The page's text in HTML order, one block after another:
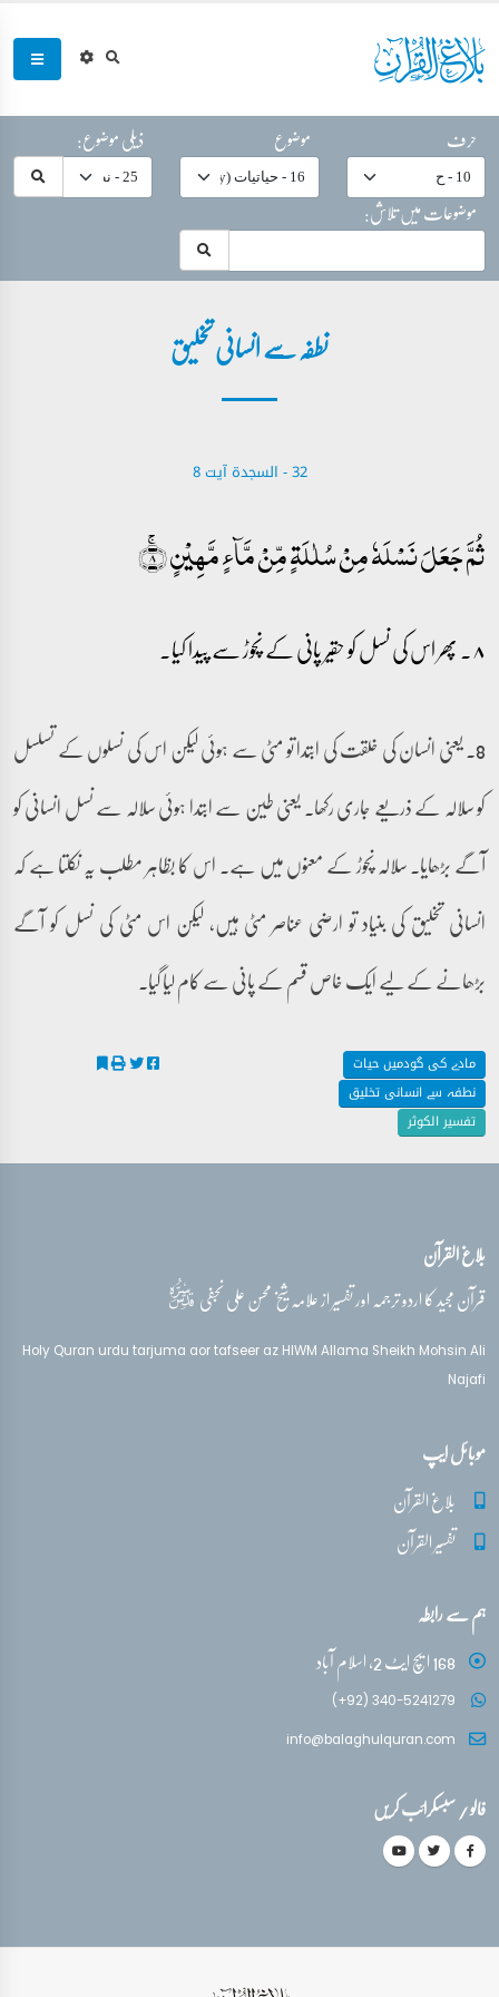
حرف موضوع
ذیلی موضوع:
موضوعات میں تلاش:
نطفہ سے انسانی تخلیق
32 - ‎السجدة‎ آیت 8
ثُمَّ جَعَلَ نَسۡلَہٗ مِنۡ سُلٰلَۃٍ مِّنۡ مَّآءٍ مَّہِیۡنٍ ۚ﴿۸﴾
۸۔ پھر اس کی نسل کو حقیر پانی کے نچوڑ سے پیدا کیا۔
8۔ یعنی انسان کی خلقت کی ابتدا تو مٹی سے ہوئی لیکن اس کی نسلوں کے تسلسل
کو سلالہ کے ذریعے جاری رکھا۔ یعنی طین سے ابتدا ہوئی سلالہ سے نسل انسانی کو
آگے بڑھایا۔ سلالہ نچوڑ کے معنوں میں ہے۔ اس کا بظاہر مطلب یہ نکلتا ہے کہ
انسانی تخلیق کی بنیاد تو ارضی عناصر مٹی ہیں، لیکن اس مٹی کی نسل کو آگے
بڑھانے کے لیے ایک خاص قسم کے پانی سے کام لیا گیا۔
مادے کی گودمیں حیات
نطفہ سے انسانی تخلیق
تفسیر الکوثر
بلاغ القرآن
قرآن مجید کا اردو ترجمہ اور تفسیر از علامہ شیخ محسن علی نجفیقدس‌سره
Holy Quran urdu tarjuma aor tafseer az HIWM Allama Sheikh Mohsin Ali
Najafi
موبائل ایپ
بلاغ القرآن
تفسیر القرآن
ہم سے رابطہ
168 ایچ ایٹ 2، اسلام آباد
(+92) 340-5241279
info@balaghulquran.com
فالو / سبسکرائب کریں